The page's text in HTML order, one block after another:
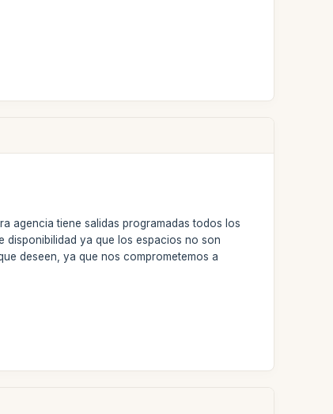
agencia tiene salidas programadas todos los
disponibilidad ya que los espacios no son
deseen, ya que nos comprometemos a